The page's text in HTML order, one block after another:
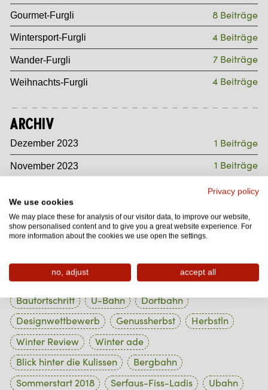
Gourmet-Furgli 8 Beiträge
Wintersport-Furgli 4 Beiträge
Wander-Furgli 7 Beiträge
Weihnachts-Furgli 4 Beiträge
Archiv
Dezember 2023 1 Beiträge
November 2023 1 Beiträge
1 Beiträge
August 2023 1 Beiträge
Tag Cloud
Baufortschritt U-Bahn
Dorfbahn
Designwettbewerb
Genussherbst
Herbstln
Winter Review
Winter ade
Blick hinter die Kulissen
Bergbahn
Sommerstart 2018
Serfaus-Fiss-Ladis
Ubahn
Privacy policy
We use cookies
We may place these for analysis of our visitor data, to improve our website,
show personalised content and to give you a great website experience. For
more information about the cookies we use open the settings.
no, adjust accept all